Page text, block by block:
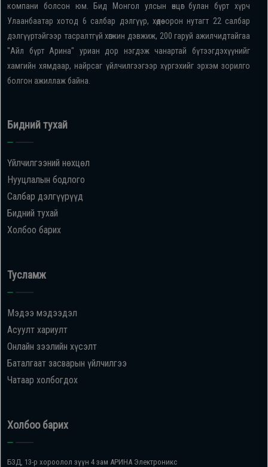
компани болсон юм. Бид Монгол улсын өнцөг булан бүрт хүрч
Улаанбаатар хотод 6 салбар дэлгүүр, хөдөө орон нутагт 22 салбар
дэлгүүртэйгээр тасралтгүй хөгжин дэвжиж, 200 гаруй ажилчидтайгаа
"Айл бүрт Арина" уриан дор нэгдэж чанартай бүтээгдэхүүнийг
хамгийн хямдаар, найрсаг үйлчилгээгээр хүргэхийг эрхэм зорилго
болгон ажиллаж байна.
Бидний тухай
Үйлчилгээний нөхцөл
Нууцлалын бодлого
Салбар дэлгүүрүүд
Бидний тухай
Холбоо барих
Тусламж
Мэдээ мэдээдэл
Асуулт хариулт
Онлайн зээлийн хүсэлт
Баталгаат засварын үйлчилгээ
Чатаар холбогдох
Холбоо барих
БЗД, 13-р хороолол зүүн 4 зам АРИНА Электроникс